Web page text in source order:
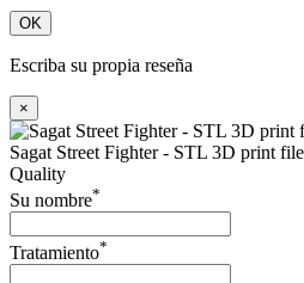
OK
Escriba su propia reseña
×
Sagat Street Fighter - STL 3D print
Quality
Su nombre*
Tratamiento*